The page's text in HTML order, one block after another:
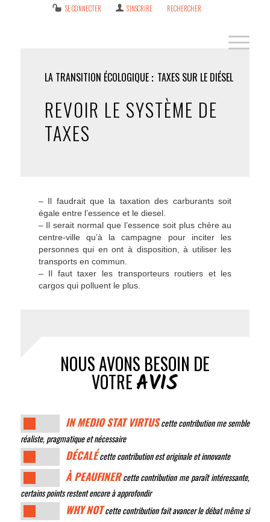
SE CONNECTER S’INSCRIRE RECHERCHER
LA TRANSITION ÉCOLOGIQUE TAXES SUR LE DIÉSEL
REVOIR LE SYSTÈME DE
TAXES
– Il faudrait que la taxation des carburants soit
égale entre l’essence et le diesel.
– Il serait normal que l’essence soit plus chère au
centre-ville qu’à la campagne pour inciter les
personnes qui en ont à disposition, à utiliser les
transports en commun.
– Il faut taxer les transporteurs routiers et les
cargos qui polluent le plus.
NOUS AVONS BESOIN DE
VOTREAVIS
IN MEDIO STAT VIRTUScette contribution me semble
réaliste, pragmatique et nécessaire
DÉCALÉcette contribution est originale et innovante
À PEAUFINERcette contribution me paraît intéressante,
certains points restent encore à approfondir
WHY NOTcette contribution fait avancer le débat même si